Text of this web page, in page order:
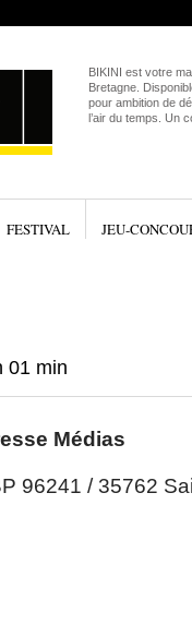
BIKINI est votre
Bretagne.
pour ambition de
l’air du temps. Un
FESTIVAL JEU-
01 min
Médias
96241 / 35762